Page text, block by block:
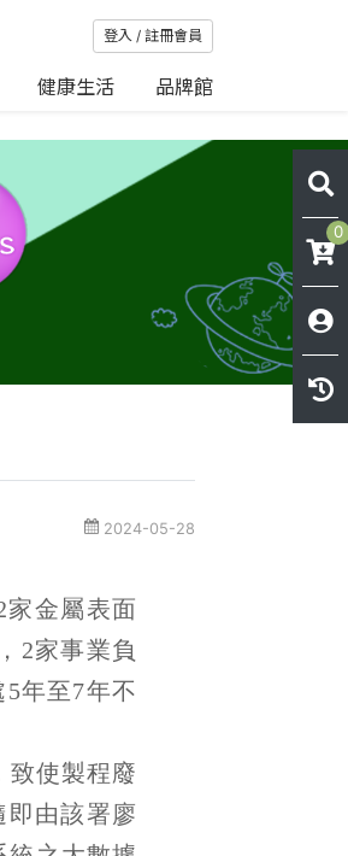
登入 / 註冊會員
健康生活 品牌館
0
2024-05-28
金屬表面
2家事業負
年至7年不
致使製程廢
由該署廖